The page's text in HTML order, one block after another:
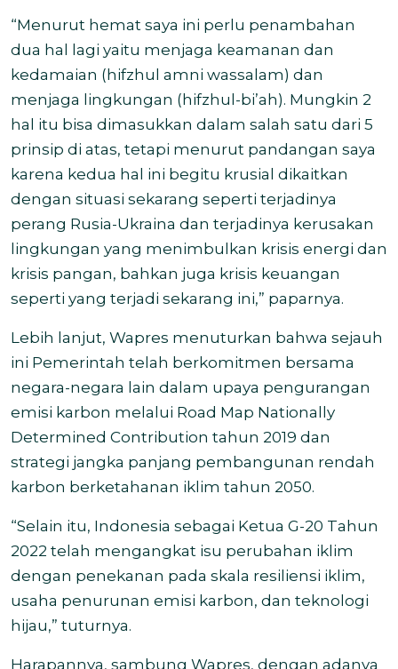
“Menurut hemat saya ini perlu penambahan
dua hal lagi yaitu menjaga keamanan dan
kedamaian (hifzhul amni wassalam) dan
menjaga lingkungan (hifzhul-bi’ah). Mungkin 2
hal itu bisa dimasukkan dalam salah satu dari 5
prinsip di atas, tetapi menurut pandangan saya
karena kedua hal ini begitu krusial dikaitkan
dengan situasi sekarang seperti terjadinya
perang Rusia-Ukraina dan terjadinya kerusakan
lingkungan yang menimbulkan krisis energi dan
krisis pangan, bahkan juga krisis keuangan
seperti yang terjadi sekarang ini,” paparnya.
Lebih lanjut, Wapres menuturkan bahwa sejauh
ini Pemerintah telah berkomitmen bersama
negara-negara lain dalam upaya pengurangan
emisi karbon melalui Road Map Nationally
Determined Contribution tahun 2019 dan
strategi jangka panjang pembangunan rendah
karbon berketahanan iklim tahun 2050.
“Selain itu, Indonesia sebagai Ketua G-20 Tahun
2022 telah mengangkat isu perubahan iklim
dengan penekanan pada skala resiliensi iklim,
usaha penurunan emisi karbon, dan teknologi
hijau,” tuturnya.
Harapannya, sambung Wapres, dengan adanya